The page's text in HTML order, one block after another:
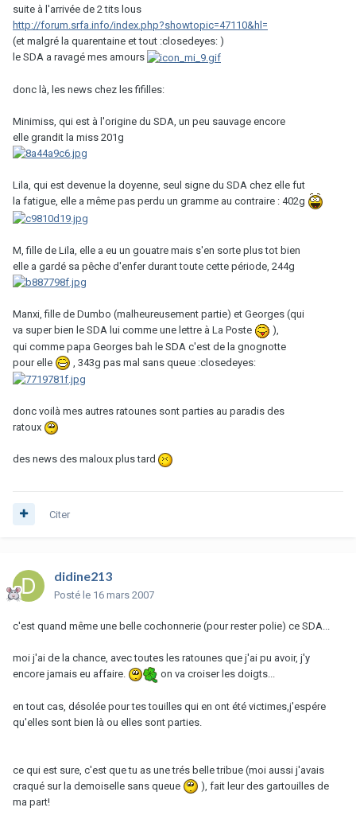
suite à l'arrivée de 2 tits lous
http://forum.srfa.info/index.php?showtopic=47110&hl=
(et malgré la quarentaine et tout :closedeyes: )
le SDA a ravagé mes amours
donc là, les news chez les fifilles:
Minimiss, qui est à l'origine du SDA, un peu sauvage encore
elle grandit la miss 201g
Lila, qui est devenue la doyenne, seul signe du SDA chez elle fut
la fatigue, elle a même pas perdu un gramme au contraire : 402g
M, fille de Lila, elle a eu un gouatre mais s'en sorte plus tot bien
elle a gardé sa pêche d'enfer durant toute cette période, 244g
Manxi, fille de Dumbo (malheureusement partie) et Georges (qui
va super bien le SDA lui comme une lettre à La Poste
),
qui comme papa Georges bah le SDA c'est de la gnognotte
pour elle
, 343g pas mal sans queue :closedeyes:
donc voilà mes autres ratounes sont parties au paradis des
ratoux
des news des maloux plus tard
Citer
didine213
Posté le 16 mars 2007
c'est quand même une belle cochonnerie (pour rester polie) ce SDA...
moi j'ai de la chance, avec toutes les ratounes que j'ai pu avoir, j'y
encore jamais eu affaire.
on va croiser les doigts...
en tout cas, désolée pour tes touilles qui en ont été victimes,j'espére
qu'elles sont bien là ou elles sont parties.
ce qui est sure, c'est que tu as une trés belle tribue (moi aussi j'avais
craqué sur la demoiselle sans queue
), fait leur des gartouilles de
ma part!